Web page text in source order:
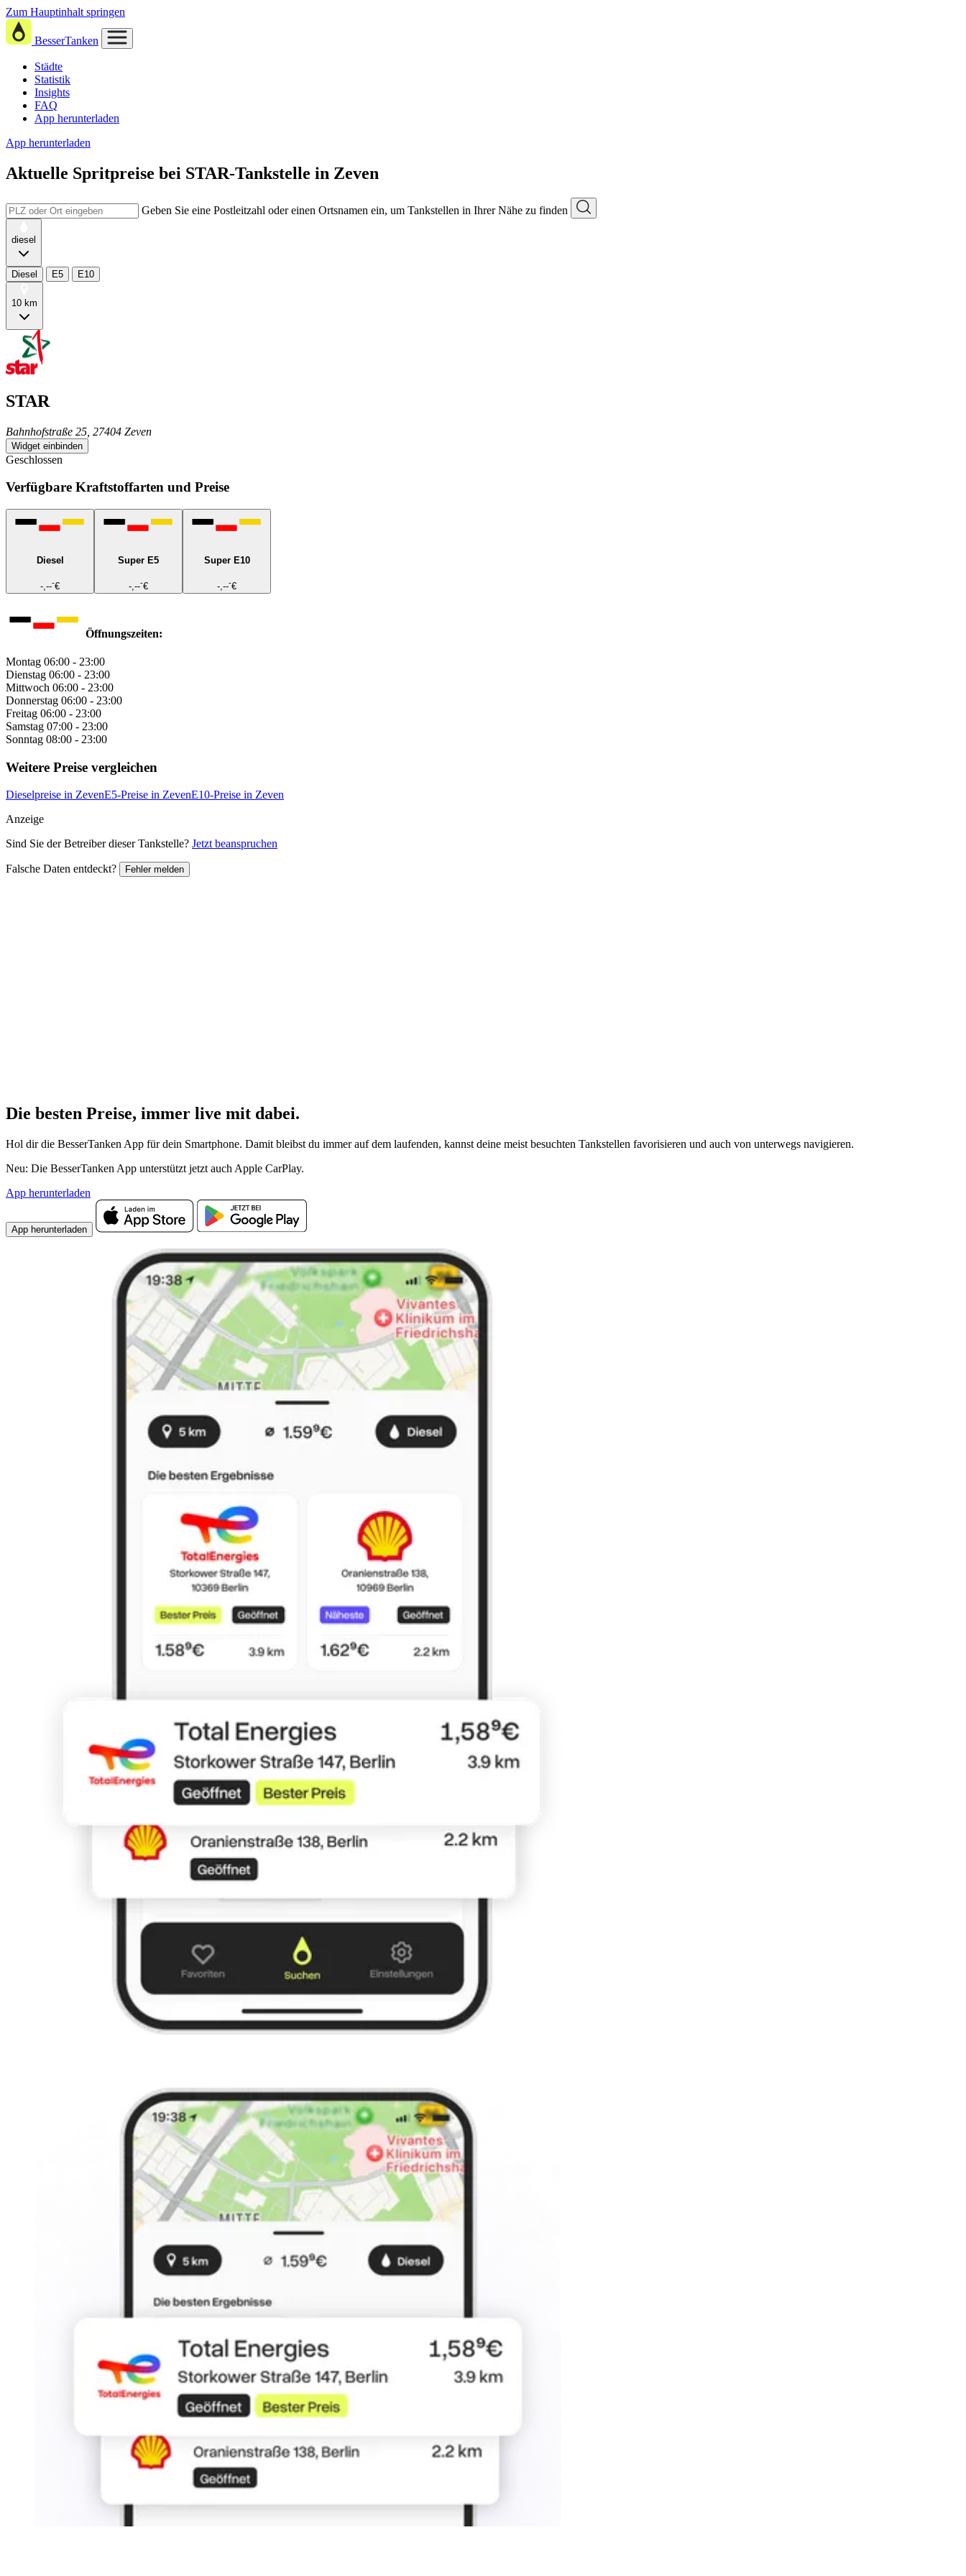
Zum Hauptinhalt springen
BesserTanken
Städte
Statistik
Insights
FAQ
App herunterladen
App herunterladen
Aktuelle Spritpreise bei STAR-Tankstelle in Zeven
Geben Sie eine Postleitzahl oder einen Ortsnamen ein, um Tankstellen in Ihrer Nähe zu finden
diesel
Diesel E5 E10
10 km
STAR
Bahnhofstraße 25, 27404 Zeven
Widget einbinden
Geschlossen
Verfügbare Kraftstoffarten und Preise
Diesel
-,---€
Super E5
-,---€
Super E10
-,---€
Öffnungszeiten:
Montag 06:00 - 23:00
Dienstag 06:00 - 23:00
Mittwoch 06:00 - 23:00
Donnerstag 06:00 - 23:00
Freitag 06:00 - 23:00
Samstag 07:00 - 23:00
Sonntag 08:00 - 23:00
Weitere Preise vergleichen
Dieselpreise in ZevenE5-Preise in ZevenE10-Preise in Zeven
Anzeige
Sind Sie der Betreiber dieser Tankstelle? Jetzt beanspruchen
Falsche Daten entdeckt? Fehler melden
Die besten Preise, immer live mit dabei.
Hol dir die BesserTanken App für dein Smartphone. Damit bleibst du immer auf dem laufenden, kannst deine meist besuchten Tankstellen favorisieren und auch von unterwegs navigieren.
Neu: Die BesserTanken App unterstützt jetzt auch Apple CarPlay.
App herunterladen
App herunterladen